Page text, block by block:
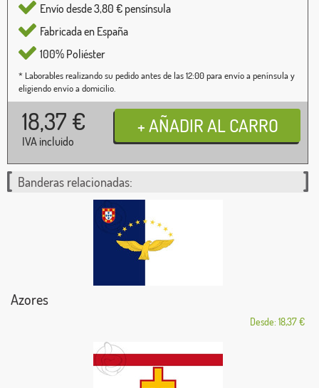
Envío desde 3,80 € pensínsula
Fabricada en España
100% Poliéster
* Laborables realizando su pedido antes de las 12:00 para envío a península y
eligiendo envío a domicilio.
18,37 €
IVA incluido
Banderas relacionadas:
Azores
Desde: 18,37 €